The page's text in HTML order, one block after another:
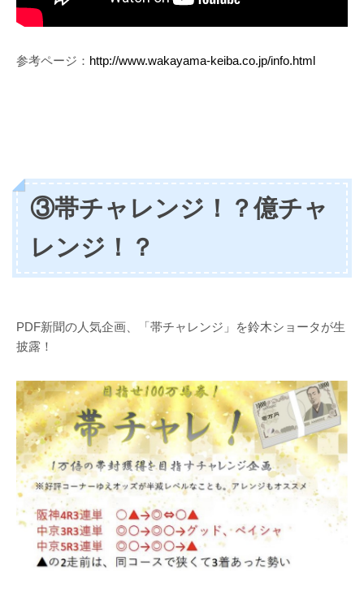
参考ページ： http://www.wakayama-keiba.co.jp/info.html
③帯チャレンジ！？億チャ
レンジ！？
PDF新聞の人気企画、「帯チャレンジ」を鈴木ショータが生
披露！